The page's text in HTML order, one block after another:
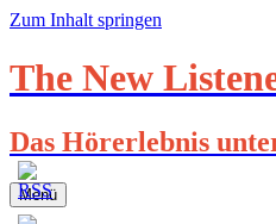
Zum Inhalt springen
The New
Das Hörerlebnis
Menü